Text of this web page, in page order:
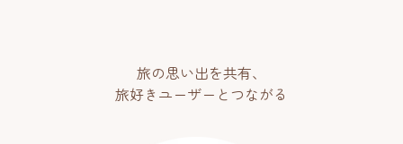
旅の思い出を共有、
旅好きユーザーとつながる